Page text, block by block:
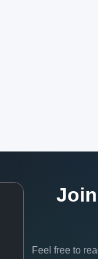
Feel free to